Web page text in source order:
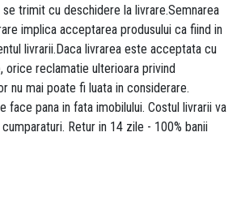
trimit cu deschidere la livrare.Semnarea
implica acceptarea produsului ca fiind in
livrarii.Daca livrarea este acceptata cu
orice reclamatie ulterioara privind
nu mai poate fi luata in considerare.
face pana in fata imobilului. Costul livrarii va
Retur in 14 zile - 100% banii